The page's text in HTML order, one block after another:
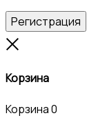
Регистрация
Корзина
Корзина0